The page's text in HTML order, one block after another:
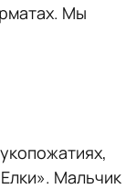
Мы
Мальчик